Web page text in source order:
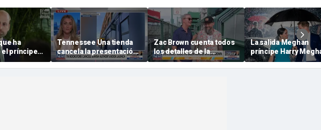
ha
el príncipe
la
Tennessee Una tienda
cancela la presentación
del libro de un autor
judío
Zac Brown cuenta todos
los detalles de la
sorpresa del crucero
gratis que les ha
La salida Meghan
príncipe Harry Meghan
ha perjudicado a la
monarquía: según